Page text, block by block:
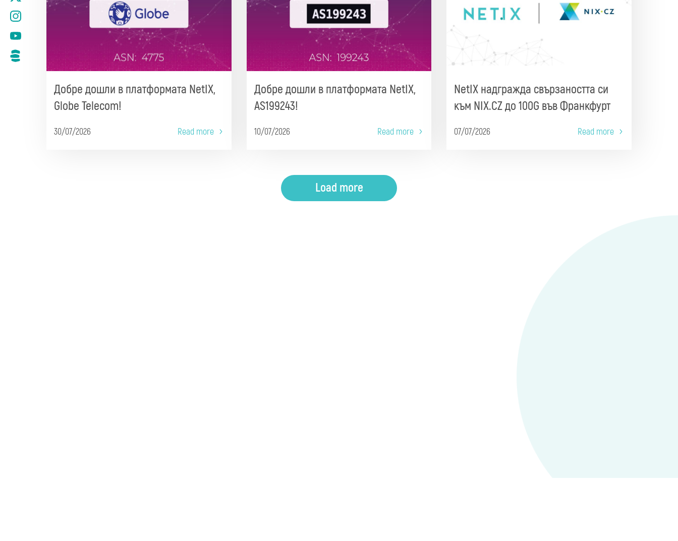
Добре дошли в платформата NetIX,
Globe Telecom!
30/07/2026 Read more
Добре дошли в платформата NetIX,
AS199243!
10/07/2026 Read more
NetIX надгражда свързаността си
към NIX.CZ до 100G във Франкфурт
07/07/2026 Read more
Load more